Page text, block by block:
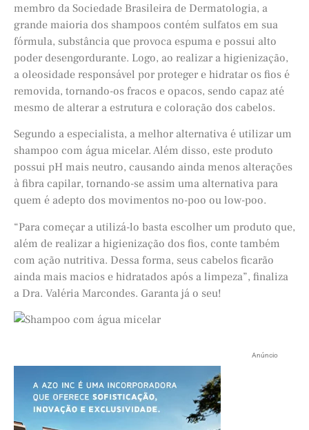
membro da Sociedade Brasileira de Dermatologia, a
grande maioria dos shampoos contém sulfatos em sua
fórmula, substância que provoca espuma e possui alto
poder desengordurante. Logo, ao realizar a higienização,
a oleosidade responsável por proteger e hidratar os fios é
removida, tornando-os fracos e opacos, sendo capaz até
mesmo de alterar a estrutura e coloração dos cabelos.
Segundo a especialista, a melhor alternativa é utilizar um
shampoo com água micelar. Além disso, este produto
possui pH mais neutro, causando ainda menos alterações
à fibra capilar, tornando-se assim uma alternativa para
quem é adepto dos movimentos no-poo ou low-poo.
“Para começar a utilizá-lo basta escolher um produto que,
além de realizar a higienização dos fios, conte também
com ação nutritiva. Dessa forma, seus cabelos ficarão
ainda mais macios e hidratados após a limpeza”, finaliza
a Dra. Valéria Marcondes. Garanta já o seu!
Anúncio